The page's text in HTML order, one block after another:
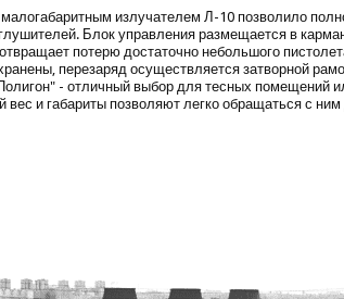
излучателем Л-10 позволило
Блок управления размещается в
потерю достаточно небольшого
перезаряд осуществляется затворной
- отличный выбор для тесных помещений
вес и габариты позволяют легко обращаться с